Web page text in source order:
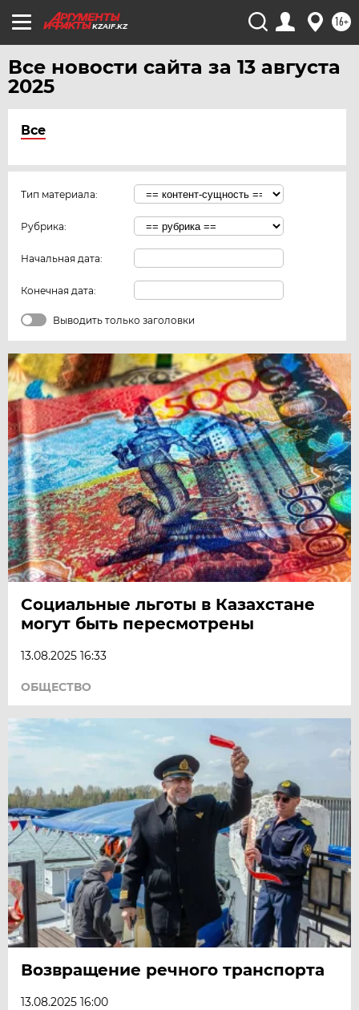
KZAIF.KZ 16+
Все новости сайта за 13 августа
2025
Все
Тип материала:
Рубрика:
Начальная дата:
Конечная дата:
Выводить только заголовки
Социальные льготы в Казахстане
могут быть пересмотрены
13.08.2025 16:33
ОБЩЕСТВО
Возвращение речного транспорта
13.08.2025 16:00